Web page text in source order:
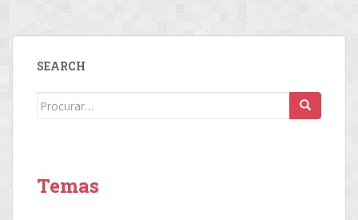
SEARCH
Search
Temas